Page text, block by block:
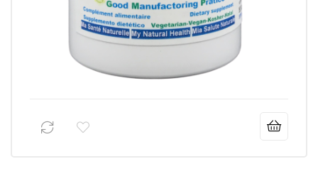
Prix
35,95 € -6,00 €